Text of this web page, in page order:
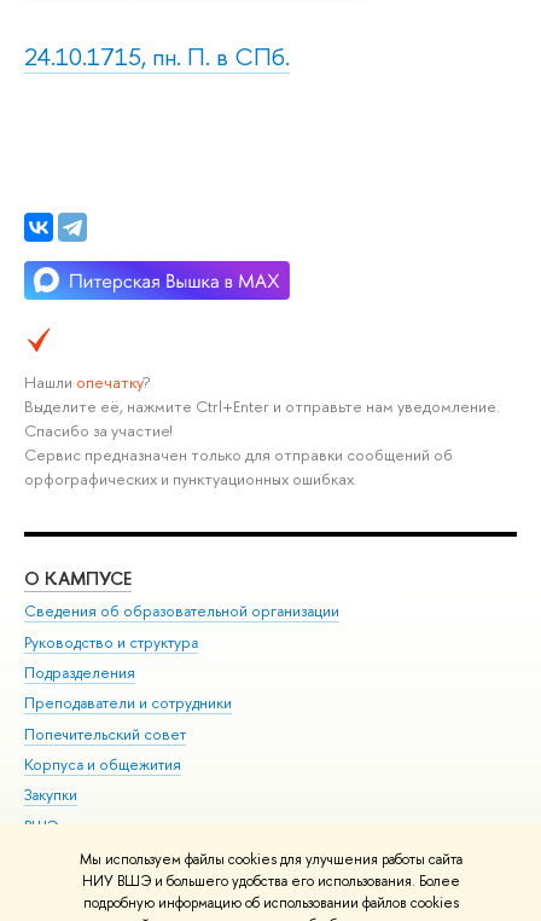
Мы используем файлы cookies для улучшения работы сайта
НИУ ВШЭ и большего удобства его использования. Более
подробную информацию об использовании файлов cookies
24.10.1715, пн. П. в СПб.
Нашли опечатку?
Выделите её, нажмите Ctrl+Enter и отправьте нам уведомление.
Спасибо за участие!
Сервис предназначен только для отправки сообщений об
орфографических и пунктуационных ошибках.
О КАМПУСЕ
Сведения об образовательной организации
Руководство и структура
Подразделения
Преподаватели и сотрудники
Попечительский совет
Корпуса и общежития
Закупки
ВШЭ для студентов с ограниченными возможностями
здоровья и инвалидностью
Версия для слабовидящих
Единая платежная страница